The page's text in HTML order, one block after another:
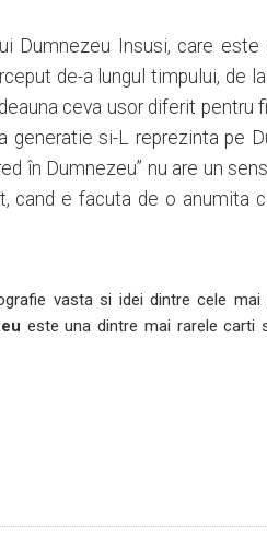
Dumnezeu Insusi, care
de-a lungul timpului, de
ceva usor diferit pentru
si-L reprezinta pe
în Dumnezeu” nu are un
e facuta de o anumita
vasta si idei dintre cele
este una dintre mai rarele carti